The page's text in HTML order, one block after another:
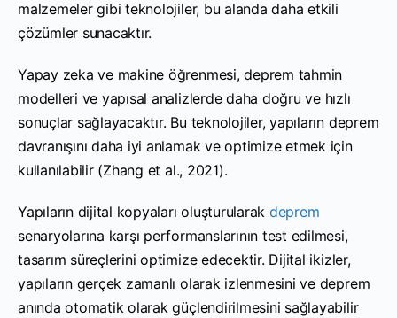
malzemeler gibi teknolojiler, bu alanda daha etkili
çözümler sunacaktır.
Yapay zeka ve makine öğrenmesi, deprem tahmin
modelleri ve yapısal analizlerde daha doğru ve hızlı
sonuçlar sağlayacaktır. Bu teknolojiler, yapıların deprem
davranışını daha iyi anlamak ve optimize etmek için
kullanılabilir (Zhang et al., 2021).
Yapıların dijital kopyaları oluşturularak deprem
senaryolarına karşı performanslarının test edilmesi,
tasarım süreçlerini optimize edecektir. Dijital ikizler,
yapıların gerçek zamanlı olarak izlenmesini ve deprem
anında otomatik olarak güçlendirilmesini sağlayabilir